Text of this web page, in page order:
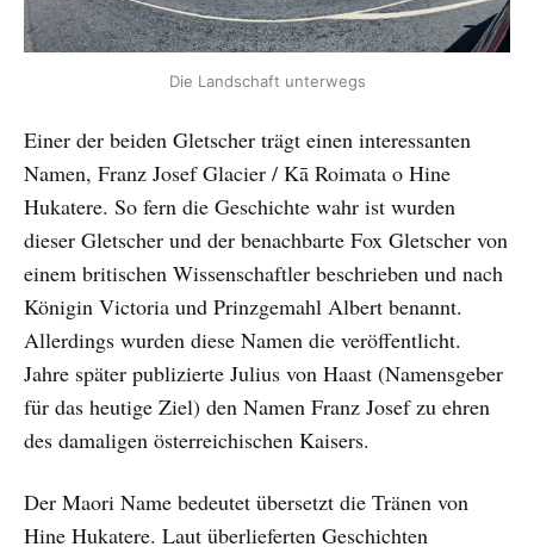
Die Landschaft unterwegs
Einer der beiden Gletscher trägt einen interessanten
Namen, Franz Josef Glacier / Kā Roimata o Hine
Hukatere. So fern die Geschichte wahr ist wurden
dieser Gletscher und der benachbarte Fox Gletscher von
einem britischen Wissenschaftler beschrieben und nach
Königin Victoria und Prinzgemahl Albert benannt.
Allerdings wurden diese Namen die veröffentlicht.
Jahre später publizierte Julius von Haast (Namensgeber
für das heutige Ziel) den Namen Franz Josef zu ehren
des damaligen österreichischen Kaisers.
Der Maori Name bedeutet übersetzt die Tränen von
Hine Hukatere. Laut überlieferten Geschichten